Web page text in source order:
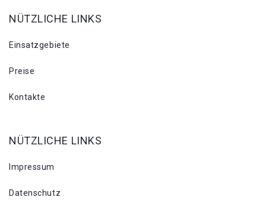
NÜTZLICHE LINKS
Einsatzgebiete
Preise
Kontakte
NÜTZLICHE LINKS
Impressum
Datenschutz